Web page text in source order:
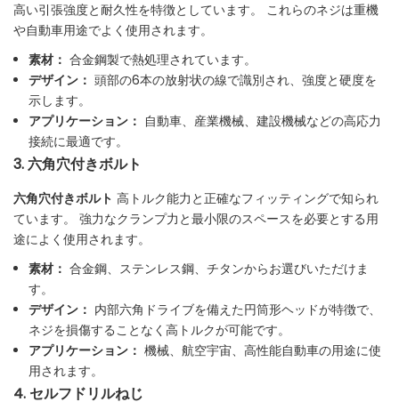
高い引張強度と耐久性を特徴としています。 これらのネジは重機
や自動車用途でよく使用されます。
素材： 合金鋼製で熱処理されています。
デザイン： 頭部の6本の放射状の線で識別され、強度と硬度を
示します。
アプリケーション： 自動車、産業機械、建設機械などの高応力
接続に最適です。
3. 六角穴付きボルト
六角穴付きボルト 高トルク能力と正確なフィッティングで知られ
ています。 強力なクランプ力と最小限のスペースを必要とする用
途によく使用されます。
素材： 合金鋼、ステンレス鋼、チタンからお選びいただけま
す。
デザイン： 内部六角ドライブを備えた円筒形ヘッドが特徴で、
ネジを損傷することなく高トルクが可能です。
アプリケーション： 機械、航空宇宙、高性能自動車の用途に使
用されます。
4. セルフドリルねじ